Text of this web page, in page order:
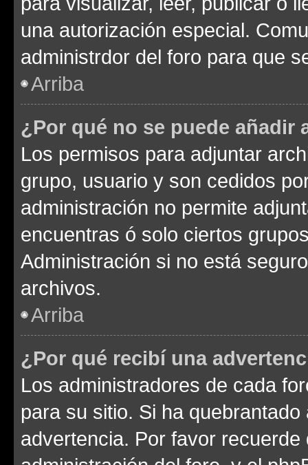
una autorización especial.
administrdor del foro para que
Arriba
¿Por qué no se puede añadir
Los permisos para adjuntar
grupo, usuario y son cedidos
administración no permite
encuentras ó solo ciertos
Administración si no está
archivos.
Arriba
¿Por qué recibí una
Los administradores de cada
para su sitio. Si ha
advertencia. Por favor